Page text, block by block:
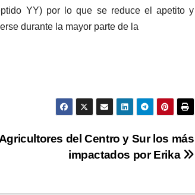
YY) por lo que se reduce el apetito y
durante la mayor parte de la
Agricultores del Centro y Sur los más
impactados por Erika